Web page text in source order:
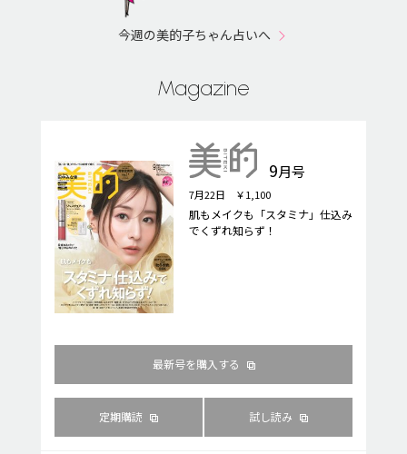
今週の美的子ちゃん占いへ
Magazine
9月号
7月22日 ￥1,100
肌もメイクも「スタミナ」仕込み
でくずれ知らず！
最新号を購入する
定期購読 試し読み